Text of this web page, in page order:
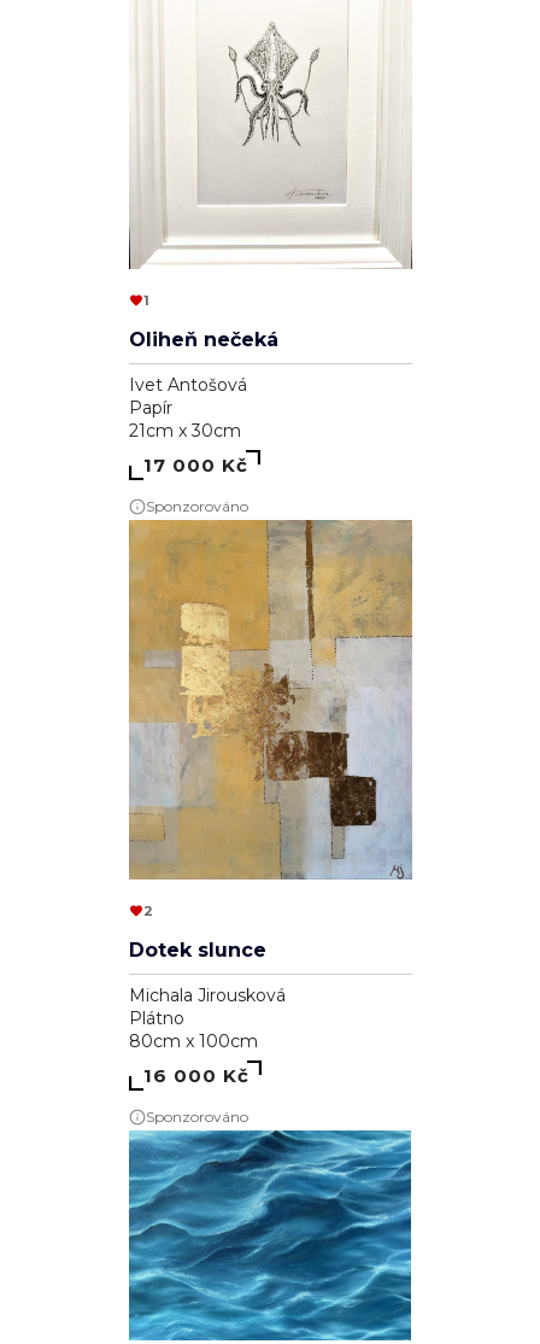
1
Oliheň nečeká
Ivet Antošová
Papír
21cm x 30cm
17 000 Kč
Sponzorováno
2
Dotek slunce
Michala Jirousková
Plátno
80cm x 100cm
16 000 Kč
Sponzorováno